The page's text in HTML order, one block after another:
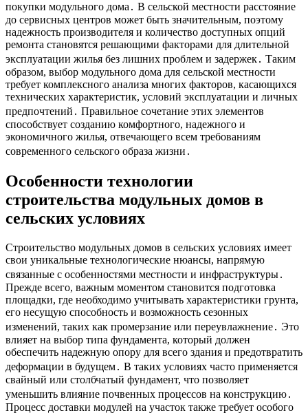
покупки модульного дома․ В сельской местности расстояние
до сервисных центров может быть значительным, поэтому
надежность производителя и количество доступных опций
ремонта становятся решающими факторами для длительной
эксплуатации жилья без лишних проблем и задержек․ Таким
образом, выбор модульного дома для сельской местности
требует комплексного анализа многих факторов, касающихся
технических характеристик, условий эксплуатации и личных
предпочтений․ Правильное сочетание этих элементов
способствует созданию комфортного, надежного и
экономичного жилья, отвечающего всем требованиям
современного сельского образа жизни․
Особенности технологии
строительства модульных домов в
сельских условиях
Строительство модульных домов в сельских условиях имеет
свои уникальные технологические нюансы, напрямую
связанные с особенностями местности и инфраструктуры․
Прежде всего, важным моментом становится подготовка
площадки, где необходимо учитывать характеристики грунта,
его несущую способность и возможность сезонных
изменений, таких как промерзание или переувлажнение․ Это
влияет на выбор типа фундамента, который должен
обеспечить надежную опору для всего здания и предотвратить
деформации в будущем․ В таких условиях часто применяется
свайный или столбчатый фундамент, что позволяет
уменьшить влияние почвенных процессов на конструкцию․
Процесс доставки модулей на участок также требует особого